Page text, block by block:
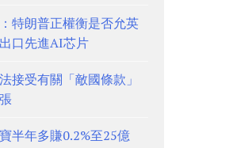
特朗普正權衡是否允英
口先進AI芯片
接受有關「敵國條款」
半年多賺0.2%至25億